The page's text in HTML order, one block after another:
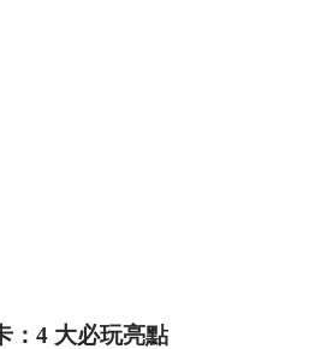
：4 大必玩亮點